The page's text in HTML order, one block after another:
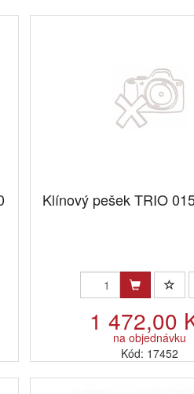
Klínový pešek TRIO
1 472,00
na objednávku
Kód: 17452